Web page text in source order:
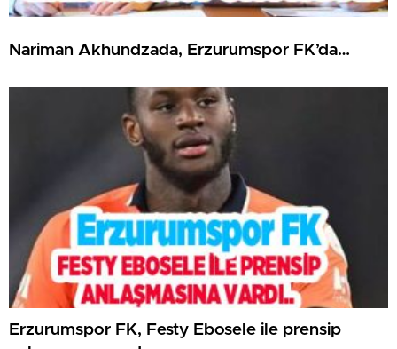
Nariman Akhundzada, Erzurumspor FK’da…
Erzurumspor FK, Festy Ebosele ile prensip